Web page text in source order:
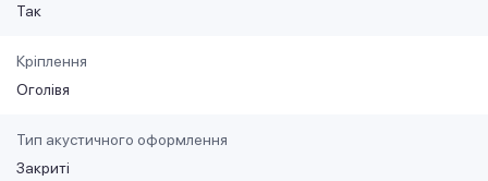
Так
Кріплення
Оголівя
Тип акустичного оформлення
Закриті